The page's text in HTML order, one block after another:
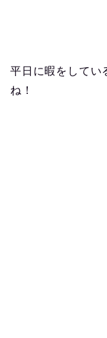
平日に暇をしてい
ね！